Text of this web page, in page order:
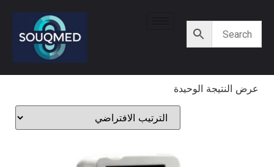
عرض النتيجة الوحيدة